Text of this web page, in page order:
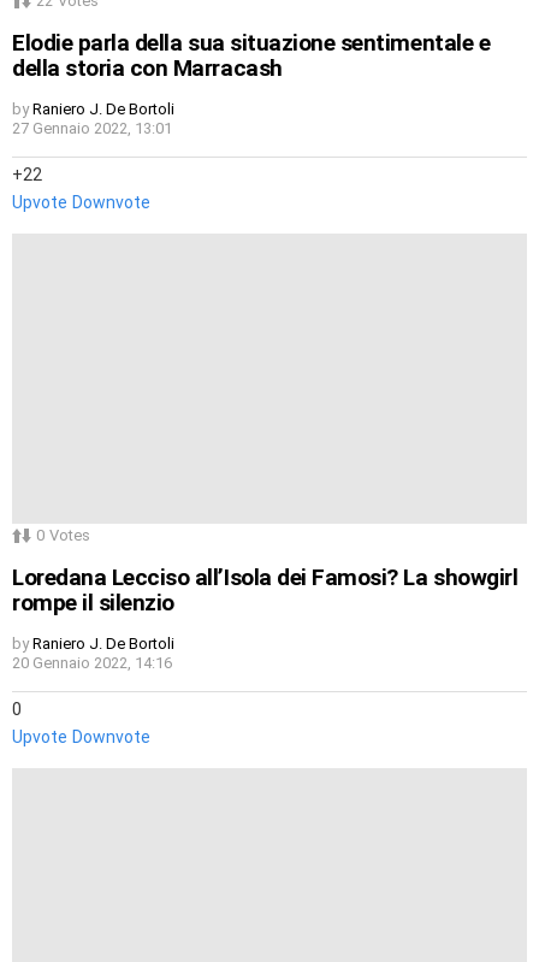
Elodie parla della sua situazione sentimentale e
della storia con Marracash
by Raniero J. De Bortoli
27 Gennaio 2022, 13:01
22
Upvote Downvote
0 Votes
Loredana Lecciso all’Isola dei Famosi? La showgirl
rompe il silenzio
by Raniero J. De Bortoli
20 Gennaio 2022, 14:16
0
Upvote Downvote